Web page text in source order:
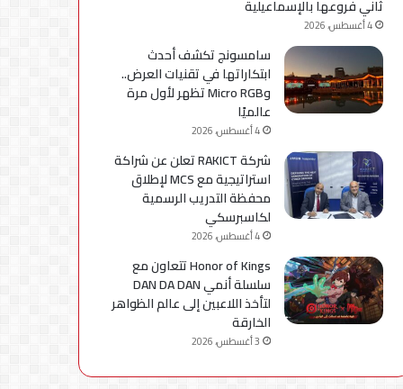
ثاني فروعها بالإسماعيلية
4 أغسطس، 2026
سامسونج تكشف أحدث
ابتكاراتها في تقنيات العرض..
وMicro RGB تظهر لأول مرة
عالميًا
4 أغسطس، 2026
شركة RAKICT تعلن عن شراكة
استراتيجية مع MCS لإطلاق
محفظة التدريب الرسمية
لكاسبرسكي
4 أغسطس، 2026
Honor of Kings تتعاون مع
سلسلة أنمي DAN DA DAN
لتأخذ اللاعبين إلى عالم الظواهر
الخارقة
3 أغسطس، 2026